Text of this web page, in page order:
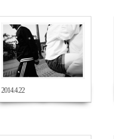
2014.4.22